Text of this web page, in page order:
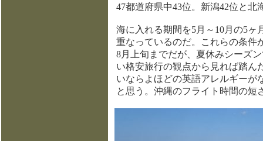
47都道府県中43位。新潟42位と北
海に入れる期間を5月～10月の5
重なっているのだ。これらの条件
8月上旬までだが、夏休みシーズ
い格安旅行の観点から見れば踏ん
いならよほどの英語アレルギーが
と思う。沖縄のフライト時間の短